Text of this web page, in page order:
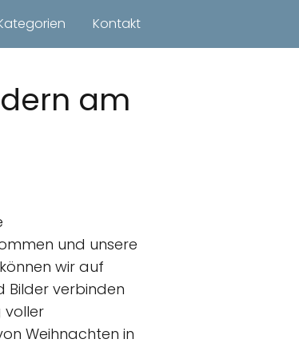
Kontakt
am
und unsere
wir auf
Bilder verbinden
voller
Weihnachten in